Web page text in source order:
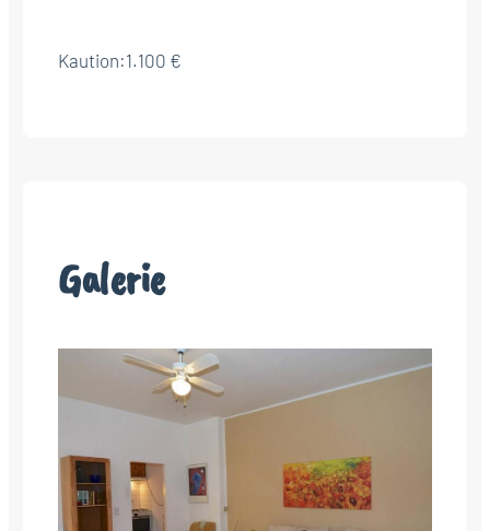
Kaution:1.100 €
Galerie